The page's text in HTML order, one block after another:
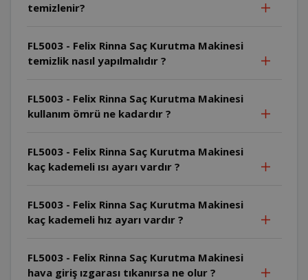
temizlenir?
FL5003 - Felix Rinna Saç Kurutma Makinesi
temizlik nasıl yapılmalıdır ?
FL5003 - Felix Rinna Saç Kurutma Makinesi
kullanım ömrü ne kadardır ?
FL5003 - Felix Rinna Saç Kurutma Makinesi
kaç kademeli ısı ayarı vardır ?
FL5003 - Felix Rinna Saç Kurutma Makinesi
kaç kademeli hız ayarı vardır ?
FL5003 - Felix Rinna Saç Kurutma Makinesi
hava giriş ızgarası tıkanırsa ne olur ?